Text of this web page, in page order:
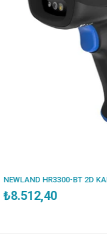
NEWLAND HR3300-BT 2D KAREKOD KABLOSUZ BLUETOOTH BARKOD OKUYUCU + STAND